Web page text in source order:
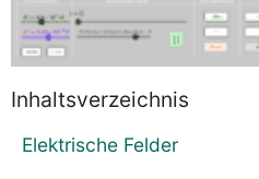
Sonstiges
Inhaltsverzeichnis
Elektrische Felder